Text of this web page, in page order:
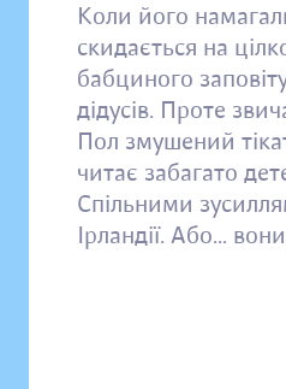
Коли його
скидається на
бабциного
дідусів. Проте
Пол змушений
читає забагато
Спільними
Ірландії. Або…